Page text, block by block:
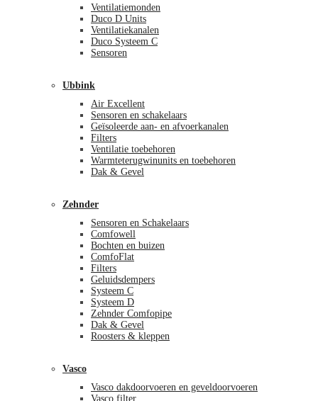
Ventilatiemonden
Duco D Units
Ventilatiekanalen
Duco Systeem C
Sensoren
Ubbink
Air Excellent
Sensoren en schakelaars
Geïsoleerde aan- en afvoerkanalen
Filters
Ventilatie toebehoren
Warmteterugwinunits en toebehoren
Dak & Gevel
Zehnder
Sensoren en Schakelaars
Comfowell
Bochten en buizen
ComfoFlat
Filters
Geluidsdempers
Systeem C
Systeem D
Zehnder Comfopipe
Dak & Gevel
Roosters & kleppen
Vasco
Vasco dakdoorvoeren en geveldoorvoeren
Vasco filter